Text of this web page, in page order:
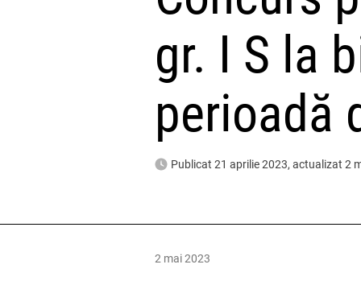
gr. I S la
perioadă
Publicat 21 aprilie 2023, actualizat 2
2 mai 2023